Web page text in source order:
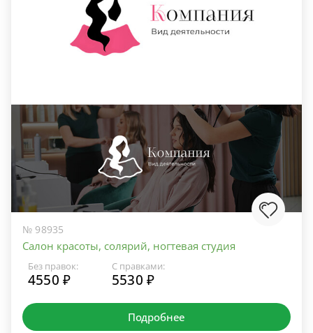
№ 98935
Салон красоты, солярий, ногтевая студия
Без правок:
4550 ₽
С правками:
5530 ₽
Подробнее